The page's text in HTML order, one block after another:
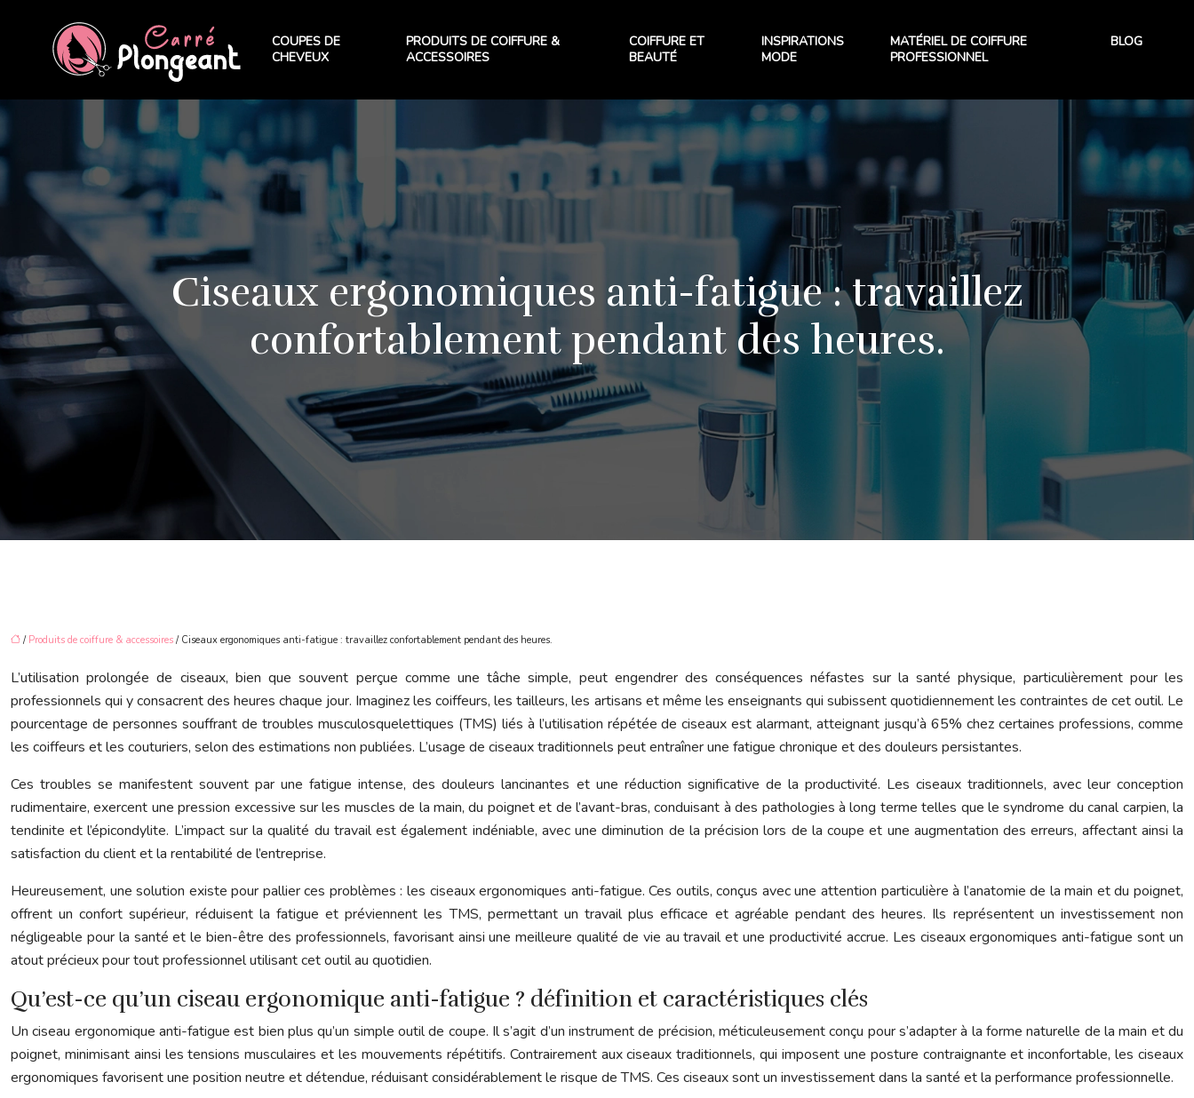
COUPES DE
CHEVEUX
PRODUITS DE COIFFURE &
ACCESSOIRES
COIFFURE ET
BEAUTÉ
INSPIRATIONS
MODE
MATÉRIEL DE COIFFURE
PROFESSIONNEL
BLOG
Ciseaux ergonomiques anti-fatigue : travaillez
confortablement pendant des heures.
/ Produits de coiffure & accessoires / Ciseaux ergonomiques anti-fatigue : travaillez confortablement pendant des heures.
L’utilisation prolongée de ciseaux, bien que souvent perçue comme une tâche simple, peut engendrer des conséquences néfastes sur la santé physique, particulièrement pour les
professionnels qui y consacrent des heures chaque jour. Imaginez les coiffeurs, les tailleurs, les artisans et même les enseignants qui subissent quotidiennement les contraintes de cet outil. Le
pourcentage de personnes souffrant de troubles musculosquelettiques (TMS) liés à l’utilisation répétée de ciseaux est alarmant, atteignant jusqu’à 65% chez certaines professions, comme
les coiffeurs et les couturiers, selon des estimations non publiées. L’usage de ciseaux traditionnels peut entraîner une fatigue chronique et des douleurs persistantes.
Ces troubles se manifestent souvent par une fatigue intense, des douleurs lancinantes et une réduction significative de la productivité. Les ciseaux traditionnels, avec leur conception
rudimentaire, exercent une pression excessive sur les muscles de la main, du poignet et de l’avant-bras, conduisant à des pathologies à long terme telles que le syndrome du canal carpien, la
tendinite et l’épicondylite. L’impact sur la qualité du travail est également indéniable, avec une diminution de la précision lors de la coupe et une augmentation des erreurs, affectant ainsi la
satisfaction du client et la rentabilité de l’entreprise.
Heureusement, une solution existe pour pallier ces problèmes : les ciseaux ergonomiques anti-fatigue. Ces outils, conçus avec une attention particulière à l’anatomie de la main et du poignet,
offrent un confort supérieur, réduisent la fatigue et préviennent les TMS, permettant un travail plus efficace et agréable pendant des heures. Ils représentent un investissement non
négligeable pour la santé et le bien-être des professionnels, favorisant ainsi une meilleure qualité de vie au travail et une productivité accrue. Les ciseaux ergonomiques anti-fatigue sont un
atout précieux pour tout professionnel utilisant cet outil au quotidien.
Qu’est-ce qu’un ciseau ergonomique anti-fatigue ? définition et caractéristiques clés
Un ciseau ergonomique anti-fatigue est bien plus qu’un simple outil de coupe. Il s’agit d’un instrument de précision, méticuleusement conçu pour s’adapter à la forme naturelle de la main et du
poignet, minimisant ainsi les tensions musculaires et les mouvements répétitifs. Contrairement aux ciseaux traditionnels, qui imposent une posture contraignante et inconfortable, les ciseaux
ergonomiques favorisent une position neutre et détendue, réduisant considérablement le risque de TMS. Ces ciseaux sont un investissement dans la santé et la performance professionnelle.